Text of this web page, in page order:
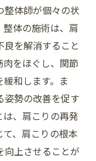
整体師が個々の状
体の施術は、肩
を解消すること
をほぐし、関節
和します。ま
姿勢の改善を促す
、肩こりの再発
、肩こりの根本
向上させることが